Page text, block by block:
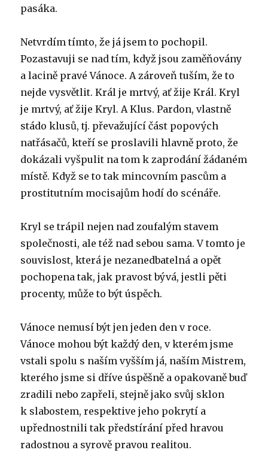
pasáka.
Netvrdím tímto, že já jsem to pochopil.
Pozastavuji se nad tím, když jsou zaměňovány
a lacině pravé Vánoce. A zároveň tuším, že to
nejde vysvětlit. Král je mrtvý, ať žije Král. Kryl
je mrtvý, ať žije Kryl. A Klus. Pardon, vlastně
stádo klusů, tj. převažující část popových
natřásačů, kteří se proslavili hlavně proto, že
dokázali vyšpulit na tom k zaprodání žádaném
místě. Když se to tak mincovním pascům a
prostitutním mocisajům hodí do scénáře.
Kryl se trápil nejen nad zoufalým stavem
společnosti, ale též nad sebou sama. V tomto je
souvislost, která je nezanedbatelná a opět
pochopena tak, jak pravost bývá, jestli pěti
procenty, může to být úspěch.
Vánoce nemusí být jen jeden den v roce.
Vánoce mohou být každý den, v kterém jsme
vstali spolu s naším vyšším já, naším Mistrem,
kterého jsme si dříve úspěšně a opakovaně buď
zradili nebo zapřeli, stejně jako svůj sklon
k slabostem, respektive jeho pokrytí a
upřednostnili tak předstírání před hravou
radostnou a syrově pravou realitou.